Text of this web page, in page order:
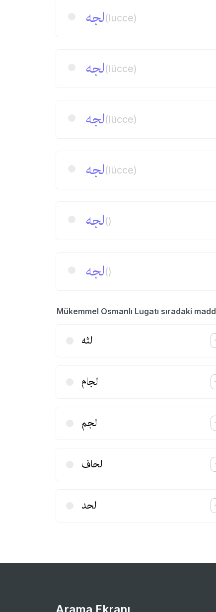
لجه(lucce)
لجه(lücce)
لجه(lücce)
لجه(lücce)
لجه()
لجه()
Mükemmel Osmanlı Lugatı sıradaki
لثه
لجام
لجم
لحاف
لحد
Arama Ekranı